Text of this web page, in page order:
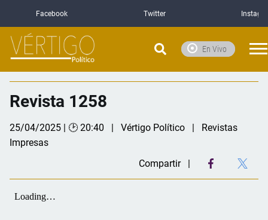
Facebook Twitter
En Vivo
Revista 1258
25/04/2025 | 🕑 20:40 Vértigo Político
Revistas
Impresas
Compartir